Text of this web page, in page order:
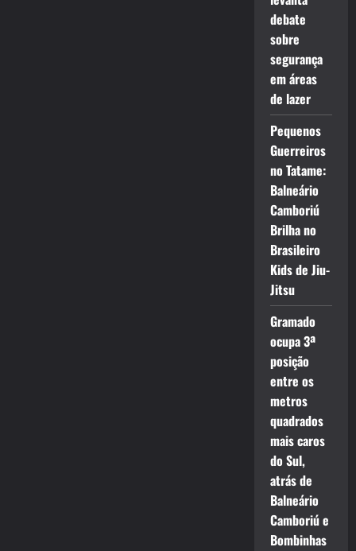
debate
sobre
segurança
em áreas
de lazer
Pequenos
Guerreiros
no Tatame:
Balneário
Camboriú
Brilha no
Brasileiro
Kids de Jiu-
Jitsu
Gramado
ocupa 3ª
posição
entre os
metros
quadrados
mais caros
do Sul,
atrás de
Balneário
Camboriú e
Bombinhas